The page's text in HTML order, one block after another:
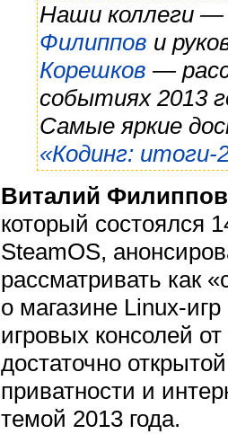
Наши коллеги —
Филиппов и
Корешков —
событиях 2013
Самые яркие
«Кодинг: итоги-
Виталий
который состоялся
SteamOS,
рассматривать как
о магазине Linux-
игровых консолей
достаточно
приватности и
темой 2013 года.